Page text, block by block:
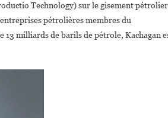
Technology) sur le gisement pétrolier
pétrolières membres du
13 milliards de barils de pétrole, Kachagan